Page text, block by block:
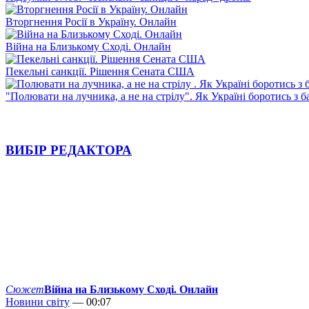
Вторгнення Росії в Україну. Онлайн
Війна на Близькому Сході. Онлайн
Пекельні санкції. Рішення Сената США
"Полювати на лучника, а не на стрілу". Як Україні боротись з
ВИБІР РЕДАКТОРА
СюжетВійна на Близькому Сході. Онлайн
Новини світу — 00:07